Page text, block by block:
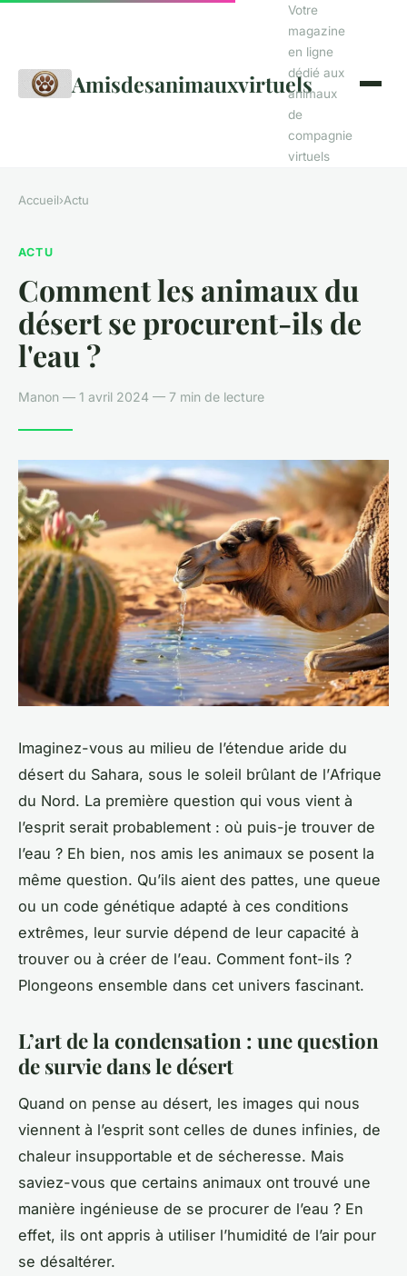
Amisdesanimauxvirtuels
Votre
magazine
en ligne
dédié aux
animaux
de
compagnie
virtuels
Accueil›Actu
ACTU
Comment les animaux du
désert se procurent-ils de
l'eau ?
Manon — 1 avril 2024 — 7 min de lecture
Imaginez-vous au milieu de l’étendue aride du
désert du Sahara, sous le soleil brûlant de l’Afrique
du Nord. La première question qui vous vient à
l’esprit serait probablement : où puis-je trouver de
l’eau ? Eh bien, nos amis les animaux se posent la
même question. Qu’ils aient des pattes, une queue
ou un code génétique adapté à ces conditions
extrêmes, leur survie dépend de leur capacité à
trouver ou à créer de l’eau. Comment font-ils ?
Plongeons ensemble dans cet univers fascinant.
L’art de la condensation : une question
de survie dans le désert
Quand on pense au désert, les images qui nous
viennent à l’esprit sont celles de dunes infinies, de
chaleur insupportable et de sécheresse. Mais
saviez-vous que certains animaux ont trouvé une
manière ingénieuse de se procurer de l’eau ? En
effet, ils ont appris à utiliser l’humidité de l’air pour
se désaltérer.